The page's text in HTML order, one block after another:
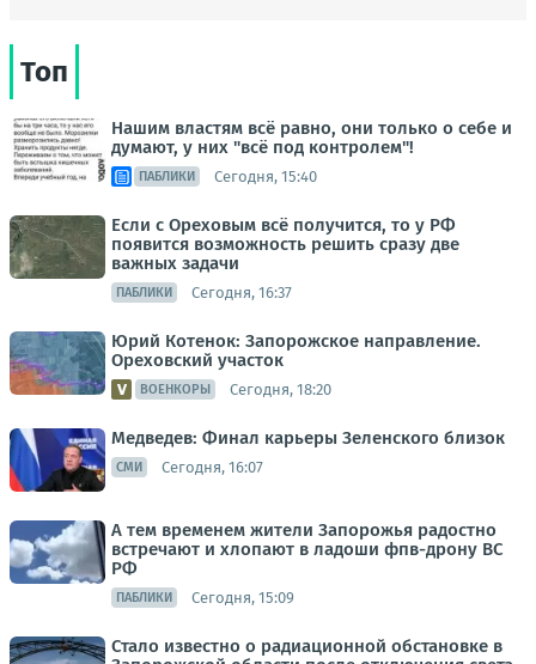
Топ
Нашим властям всё равно, они только о себе и
думают, у них "всё под контролем"!
ПАБЛИКИ Сегодня, 15:40
Если с Ореховым всё получится, то у РФ
появится возможность решить сразу две
важных задачи
ПАБЛИКИ Сегодня, 16:37
Юрий Котенок: Запорожское направление.
Ореховский участок
ВОЕНКОРЫ Сегодня, 18:20
Медведев: Финал карьеры Зеленского близок
СМИ Сегодня, 16:07
А тем временем жители Запорожья радостно
встречают и хлопают в ладоши фпв-дрону ВС
РФ
ПАБЛИКИ Сегодня, 15:09
Стало известно о радиационной обстановке в